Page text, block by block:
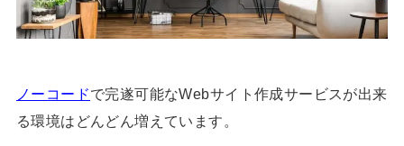
ノーコードで完遂可能なWebサイト作成サービスが出来
る環境はどんどん増えています。